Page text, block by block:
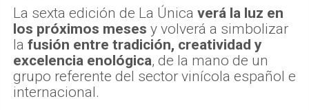
La sexta edición de La Única verá la luz en
los próximos meses y volverá a simbolizar
la fusión entre tradición, creatividad y
excelencia enológica, de la mano de un
grupo referente del sector vinícola español e
internacional.